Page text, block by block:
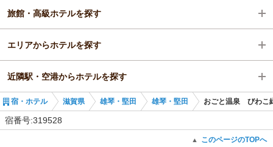
滋賀県
雄琴・堅田
おごと温泉駅
旅館・高級ホテルを探す
滋賀県
エリアからホテルを探す
滋賀県
雄琴・堅田
近隣駅・空港からホテルを探す
おごと温泉駅
宿・ホテル 滋賀県 雄琴・堅田 雄琴・堅田 おごと温泉 びわこ
宿番号:319528
▲ このページのTOPへ